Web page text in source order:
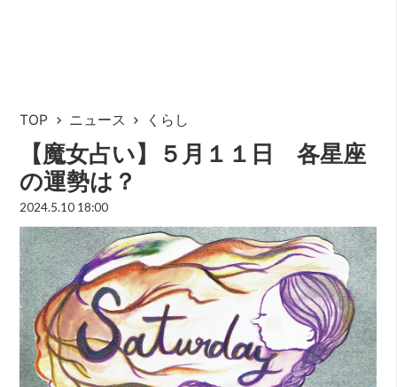
TOP ニュース くらし
【魔女占い】５月１１日 各星座
の運勢は？
2024.5.10 18:00